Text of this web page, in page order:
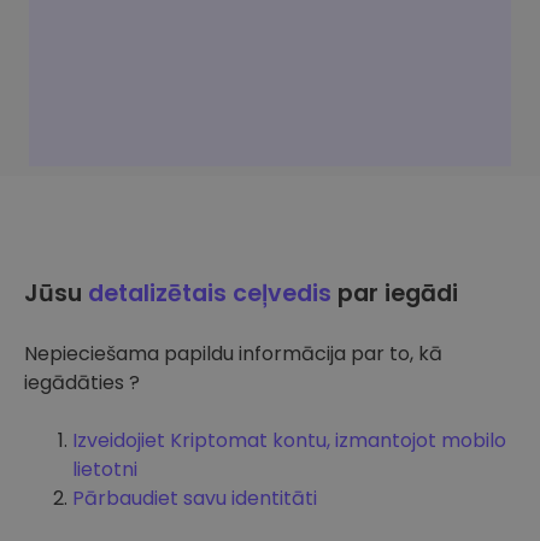
Jūsu detalizētais ceļvedis par iegādi
Nepieciešama papildu informācija par to, kā
iegādāties ?
Izveidojiet Kriptomat kontu, izmantojot mobilo
lietotni
Pārbaudiet savu identitāti